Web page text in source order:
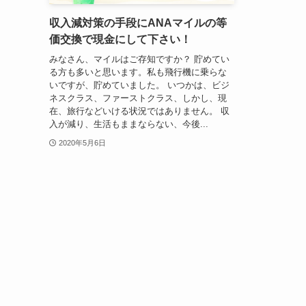
収入減対策の手段にANAマイルの等
価交換で現金にして下さい！
みなさん、マイルはご存知ですか？ 貯めてい
る方も多いと思います。私も飛行機に乗らな
いですが、貯めていました。 いつかは、ビジ
ネスクラス、ファーストクラス、しかし、現
在、旅行などいける状況ではありません。 収
入が減り、生活もままならない、今後...
2020年5月6日